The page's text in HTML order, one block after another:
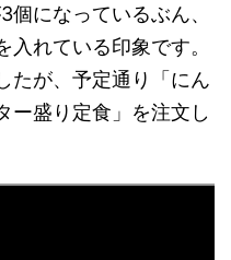
になっているぶん、
れている印象です。
たが、予定通り「にん
ー盛り定食」を注文し